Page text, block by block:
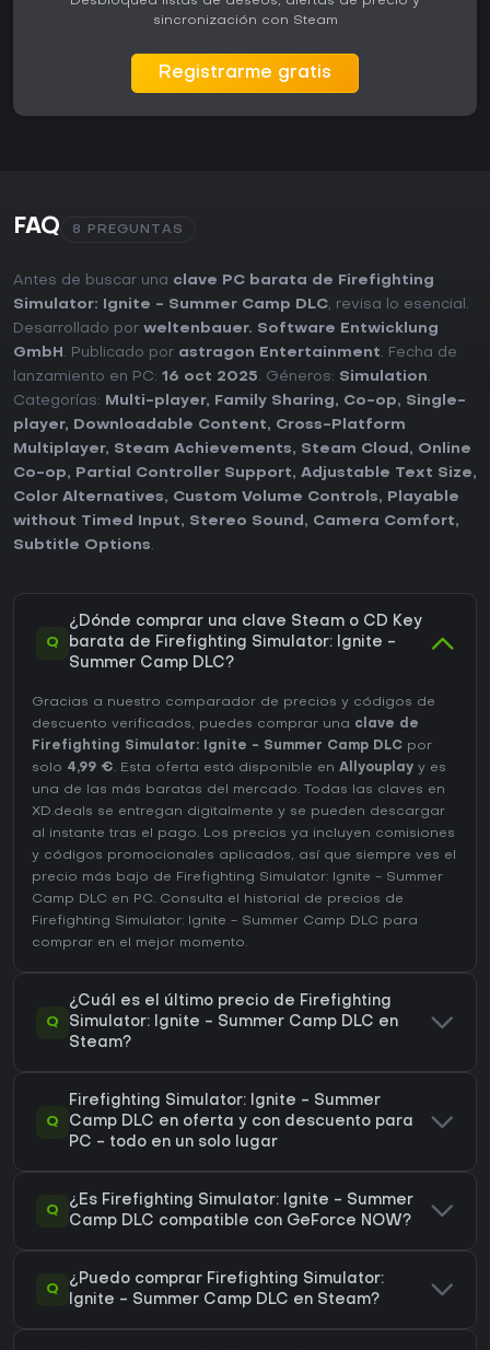
sincronización con Steam
Registrarme gratis
FAQ 8 PREGUNTAS
Antes de buscar una clave PC barata de Firefighting
Simulator: Ignite - Summer Camp DLC, revisa lo esencial.
Desarrollado por weltenbauer. Software Entwicklung
GmbH . Publicado por astragon Entertainment. Fecha de
lanzamiento en PC: 16 oct 2025. Géneros: Simulation.
Categorías:
Multi-player, Family Sharing, Co-op, Single-
player, Downloadable Content, Cross-Platform
Multiplayer, Steam Achievements, Steam Cloud , Online
Co-op, Partial Controller Support, Adjustable Text Size,
Color Alternatives, Custom Volume Controls,
Playable
without Timed Input, Stereo Sound , Camera Comfort,
Subtitle Options.
Q
¿Dónde comprar una clave Steam o CD Key
barata de Firefighting Simulator: Ignite -
Summer Camp DLC?
Gracias a nuestro comparador de precios y códigos de
descuento verificados, puedes comprar una clave de
Firefighting Simulator: Ignite - Summer Camp DLC por
solo 4,99 €. Esta oferta está disponible en Allyouplay y es
una de las más baratas del mercado. Todas las claves en
XD.deals se entregan digitalmente y se pueden descargar
al instante tras el pago. Los precios ya incluyen comisiones
y códigos promocionales aplicados, así que siempre ves el
precio más bajo de Firefighting Simulator: Ignite - Summer
Camp DLC en PC. Consulta el
historial de precios de
Firefighting Simulator: Ignite - Summer Camp DLC para
comprar en el mejor momento.
Q
¿Cuál es el último precio de Firefighting
Simulator: Ignite - Summer Camp DLC en
Steam?
Q
Firefighting Simulator: Ignite - Summer
Camp DLC en oferta y con descuento para
PC - todo en un solo lugar
Q
¿Es Firefighting Simulator: Ignite - Summer
Camp DLC compatible con GeForce NOW?
Q
¿Puedo comprar Firefighting Simulator:
Ignite - Summer Camp DLC en Steam?